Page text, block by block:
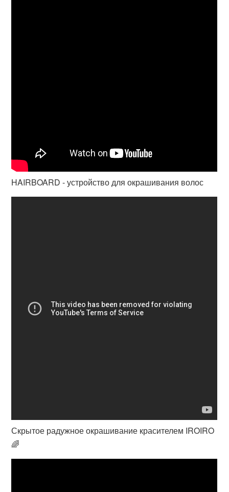
HAIRBOARD - устройство для окрашивания волос
Скрытое радужное окрашивание красителем IROIRO
🌈